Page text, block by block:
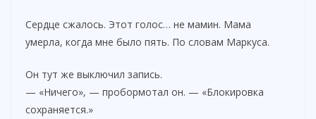
Сердце сжалось. Этот голос… не мамин. Мама
умерла, когда мне было пять. По словам Маркуса.
Он тут же выключил запись.
— «Ничего», — пробормотал он. — «Блокировка
сохраняется.»